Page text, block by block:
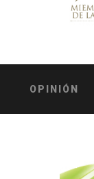
OPINIÓN